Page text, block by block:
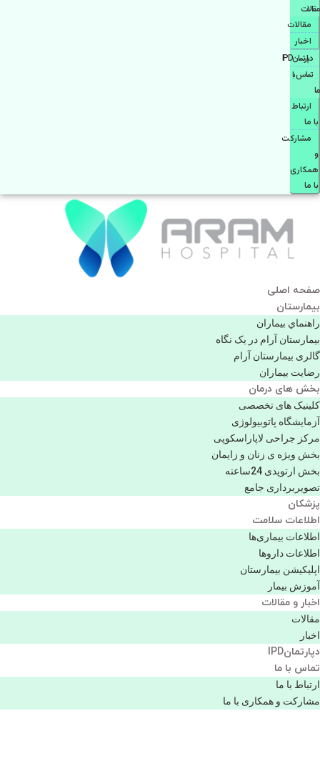
مقالات
مقالات
اخبار
دپارتمانIPD
تماس با
ما
ارتباط
با ما
مشاركت
و
همكاری
با ما
صفحه اصلی
بيمارستان
راهنماي بیماران
بیمارستان آرام در یک نگاه
گالری بیمارستان آرام
رضایت بیماران
بخش های درمان
کلینیک های تخصصی
آزمایشگاه پاتوبیولوژی
مرکز جراحی لاپاراسکوپی
بخش ویژه ی زنان و زایمان
بخش ارتوپدی 24ساعته
تصویربرداری جامع
پزشكان
اطلاعات سلامت
اطلاعات بیماری‌ها
اطلاعات دارو‌ها
اپليكيشن بيمارستان
آموزش بیمار
اخبار و مقالات
مقالات
اخبار
دپارتمانIPD
تماس با ما
ارتباط با ما
مشاركت و همكاری با ما